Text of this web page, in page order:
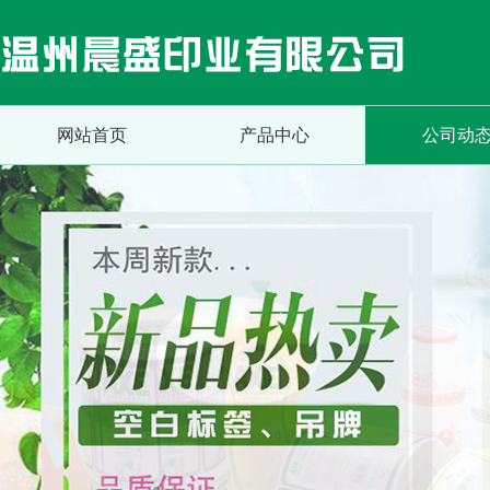
网站首页 产品中心 公司动